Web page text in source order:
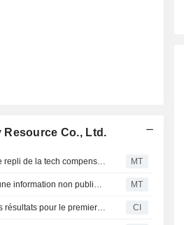
Resource Co., Ltd.
Les actions chinoises terminent en ordre dispersé : le repli de la tech compense la hausse des matières premières et de l'or ; Fuji-Ta Bicycle bondit de 115 % MT
Haohua Energy Resource affirme ne disposer d'aucune information non publiée pour expliquer la flambée de son titre MT
Beijing Haohua Energy Resource Co., Ltd. publie ses résultats pour le premier trimestre clos le 31 mars 2026 CI